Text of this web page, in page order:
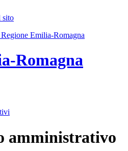
sito
Romagna
amministrativo